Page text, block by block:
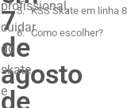
7
de
agosto
de
profissional,
cuidar
do
skate
e
KSS Skate em linha
Como escolher?